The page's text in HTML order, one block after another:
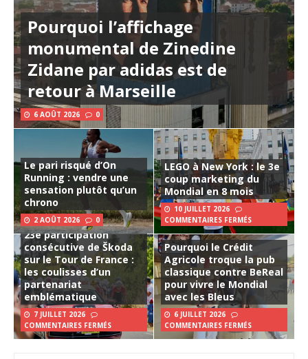
Pourquoi l’affichage
monumental de Zinedine
Zidane par adidas est de
retour à Marseille
6 AOÛT 2026 0
Le pari risqué d’On
Running : vendre une
sensation plutôt qu’un
chrono
2 AOÛT 2026 0
LEGO à New York : le 3e
coup marketing du
Mondial en 8 mois
10 JUILLET 2026
COMMENTAIRES FERMÉS
23e participation
consécutive de Škoda
sur le Tour de France :
les coulisses d’un
partenariat
emblématique
7 JUILLET 2026
COMMENTAIRES FERMÉS
Pourquoi le Crédit
Agricole troque la pub
classique contre BeReal
pour vivre le Mondial
avec les Bleus
6 JUILLET 2026
COMMENTAIRES FERMÉS